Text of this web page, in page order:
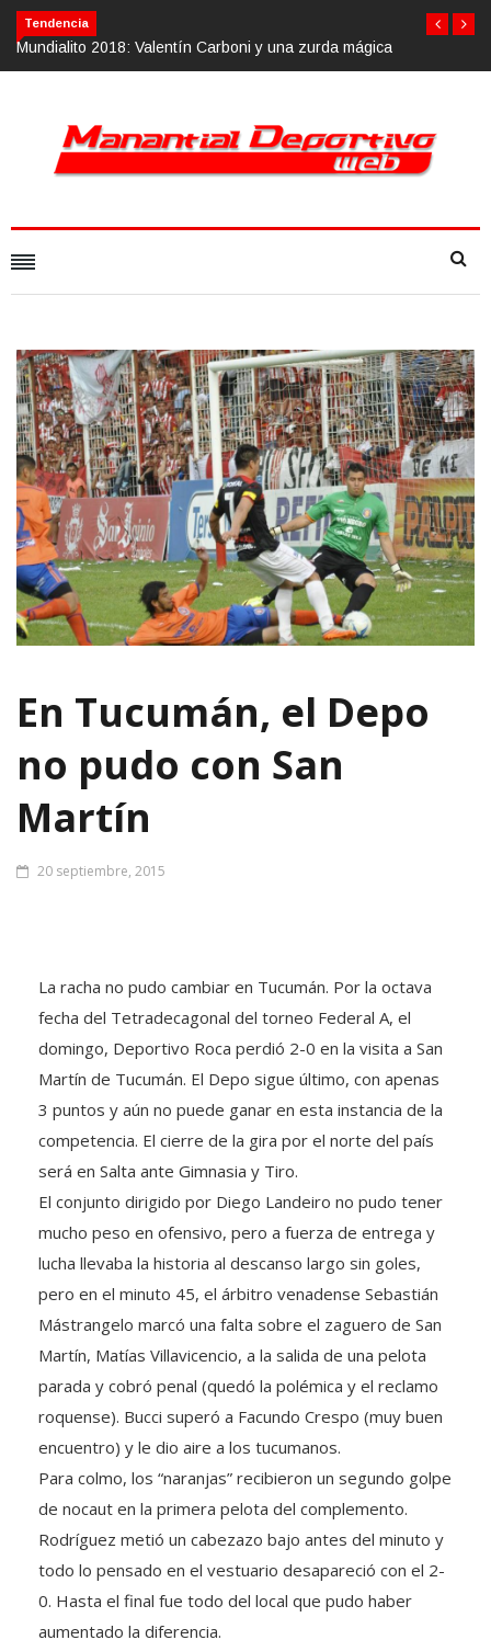
Tendencia
En Tucumán, el Depo
no pudo con San
Martín
fecha del Tetradecagonal del torneo Federal A, el
domingo, Deportivo Roca perdió 2-0 en la visita a San
Martín de Tucumán. El Depo sigue último, con apenas
3 puntos y aún no puede ganar en esta instancia de la
competencia. El cierre de la gira por el norte del país
será en Salta ante Gimnasia y Tiro.
El conjunto dirigido por Diego Landeiro no pudo tener
mucho peso en ofensivo, pero a fuerza de entrega y
lucha llevaba la historia al descanso largo sin goles,
pero en el minuto 45, el árbitro venadense Sebastián
Mástrangelo marcó una falta sobre el zaguero de San
Martín, Matías Villavicencio, a la salida de una pelota
parada y cobró penal (quedó la polémica y el reclamo
roquense). Bucci superó a Facundo Crespo (muy buen
encuentro) y le dio aire a los tucumanos.
Para colmo, los “naranjas” recibieron un segundo golpe
de nocaut en la primera pelota del complemento.
Rodríguez metió un cabezazo bajo antes del minuto y
todo lo pensado en el vestuario desapareció con el 2-
0. Hasta el final fue todo del local que pudo haber
aumentado la diferencia.